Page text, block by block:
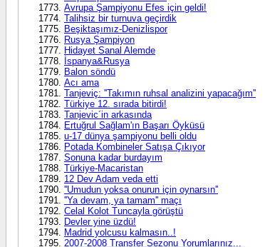
Avrupa Şampiyonu Efes için geldi!
Talihsiz bir turnuva geçirdik
Beşiktaşımız-Denizlispor
Rusya Şampiyon
Hidayet Sanal Alemde
İspanya&Rusya
Balon söndü
Acı ama
Tanjeviç: ''Takımın ruhsal analizini yapacağım''
Türkiye 12. sırada bitirdi!
Tanjevic´in arkasında
Ertuğrul Sağlam'ın Başarı Öyküsü
u-17 dünya şampiyonu belli oldu
Potada Kombineler Satışa Çıkıyor
Sonuna kadar burdayım
Türkiye-Macaristan
12 Dev Adam veda etti
''Umudun yoksa onurun için oynarsın''
''Ya devam, ya tamam'' maçı
Celal Kolot Tuncayla görüştü
Devler yine üzdü!
Madrid yolcusu kalmasın..!
2007-2008 Transfer Sezonu Yorumlarınız...